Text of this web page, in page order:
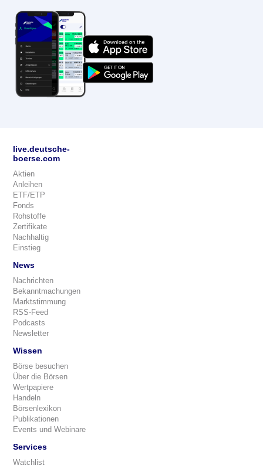
live.deutsche-
boerse.com
Aktien
Anleihen
ETF/ETP
Fonds
Rohstoffe
Zertifikate
Nachhaltig
Einstieg
News
Nachrichten
Bekanntmachungen
Marktstimmung
RSS-Feed
Podcasts
Newsletter
Wissen
Börse besuchen
Über die Börsen
Wertpapiere
Handeln
Börsenlexikon
Publikationen
Events und Webinare
Services
Watchlist